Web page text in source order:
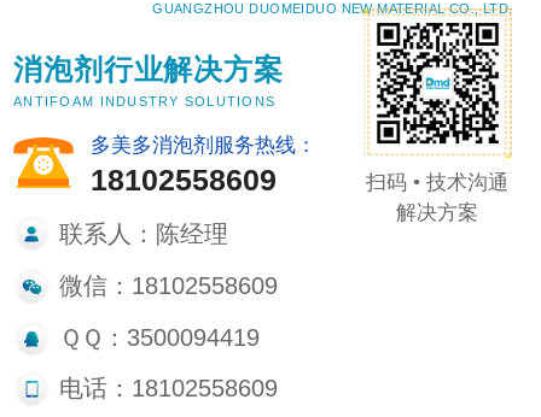
GUANGZHOU DUOMEIDUO NEW MATERIAL CO., LTD.
消泡剂行业解决方案
ANTIFOAM INDUSTRY SOLUTIONS
多美多消泡剂服务热线：
18102558609
联系人：陈经理
微信：18102558609
ＱＱ：3500094419
电话：18102558609
扫码 • 技术沟通
解决方案